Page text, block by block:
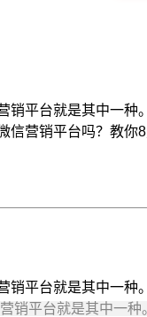
平台就是其中一
微信营销平台吗？
平台就是其中一种。
销平台就是其中一